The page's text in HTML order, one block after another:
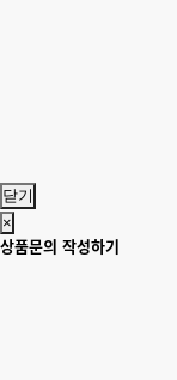
닫기
×
상품문의 작성하기